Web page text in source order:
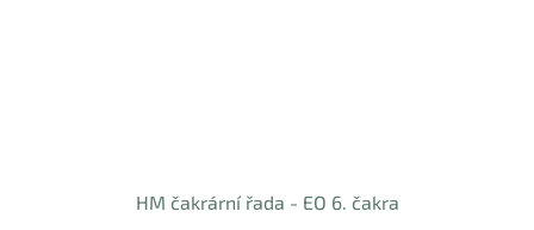
HM čakrární řada - EO 6. čakra